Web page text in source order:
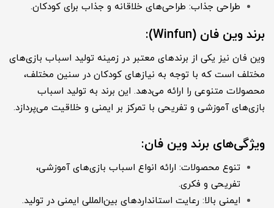
طراحی جذاب: طراحی‌های خلاقانه و جذاب برای کودکان.
برند وین فان (Winfun):
وین فان نیز یکی از برندهای معتبر در زمینه تولید اسباب بازی‌های
مختلف است که با توجه به نیازهای کودکان در سنین مختلف،
محصولات متنوعی را ارائه می‌دهد. این برند به تولید اسباب
بازی‌های آموزشی و تفریحی با تمرکز بر ایمنی و خلاقیت می‌پردازد.
ویژگی‌های برند وین فان:
تنوع محصولات: ارائه انواع اسباب بازی‌های آموزشی،
تفریحی و فکری.
ایمنی بالا: رعایت استانداردهای بین‌المللی ایمنی در تولید.